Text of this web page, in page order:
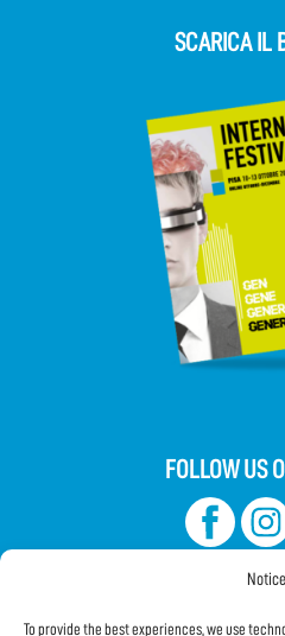
Notice
To provide the best experiences, we use
SCARICA IL
FOLLOW US